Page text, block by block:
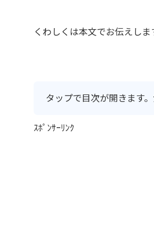
くわしくは本文でお伝えしま
タップで目次が開きます
ｽﾎﾟﾝｻｰﾘﾝｸ